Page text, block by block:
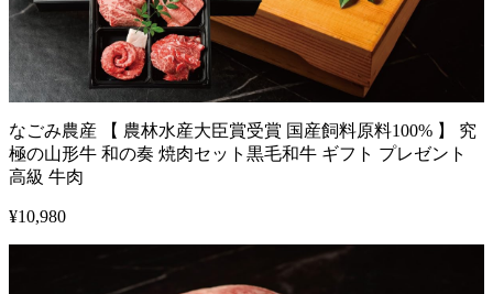
なごみ農産 【 農林水産大臣賞受賞 国産飼料原料100% 】 究
極の山形牛 和の奏 焼肉セット黒毛和牛 ギフト プレゼント
高級 牛肉
¥10,980